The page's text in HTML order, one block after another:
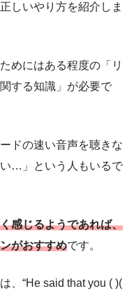
しいやり方を紹介しま
めにはある程度の「リ
する知識」が必要で
ドの速い音声を聴きな
…」という人もいるで
感じるようであれば、
がおすすめです。
、“He said that you ( )(